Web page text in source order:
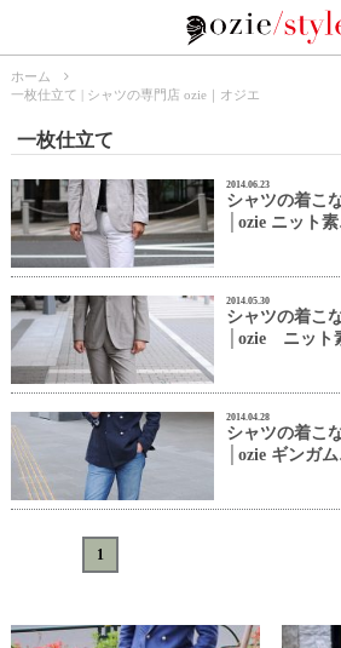
ホーム
一枚仕立て | シャツの専門店 ozie｜オジエ
一枚仕立て
2014.06.23
シャツの着こ
│ozie ニット
2014.05.30
シャツの着こ
│ozie ニッ
2014.04.28
シャツの着こ
│ozie ギンガ
1